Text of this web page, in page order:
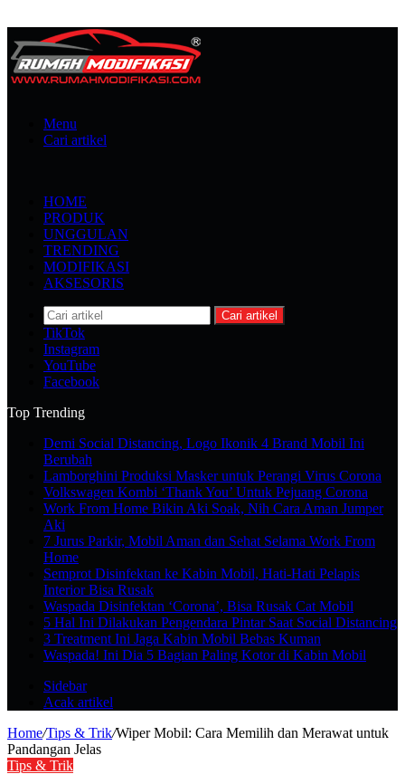
Menu
Cari artikel
HOME
PRODUK
UNGGULAN
TRENDING
MODIFIKASI
AKSESORIS
Cari artikel
TikTok
Instagram
YouTube
Facebook
Top Trending
Demi Social Distancing, Logo Ikonik 4 Brand Mobil Ini
Berubah
Lamborghini Produksi Masker untuk Perangi Virus Corona
Volkswagen Kombi ‘Thank You’ Untuk Pejuang Corona
Work From Home Bikin Aki Soak, Nih Cara Aman Jumper
Aki
7 Jurus Parkir, Mobil Aman dan Sehat Selama Work From
Home
Semprot Disinfektan ke Kabin Mobil, Hati-Hati Pelapis
Interior Bisa Rusak
Waspada Disinfektan ‘Corona’, Bisa Rusak Cat Mobil
5 Hal Ini Dilakukan Pengendara Pintar Saat Social Distancing
3 Treatment Ini Jaga Kabin Mobil Bebas Kuman
Waspada! Ini Dia 5 Bagian Paling Kotor di Kabin Mobil
Sidebar
Acak artikel
Home/Tips & Trik/Wiper Mobil: Cara Memilih dan Merawat untuk
Pandangan Jelas
Tips & Trik